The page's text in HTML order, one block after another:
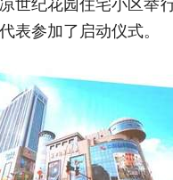
表参加了启动仪式。